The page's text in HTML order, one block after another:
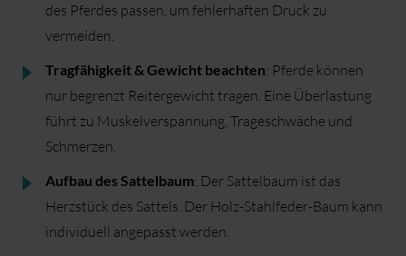
des Pferdes passen, um fehlerhaften Druck zu
vermeiden.
Tragfähigkeit & Gewicht beachten: Pferde können
nur begrenzt Reitergewicht tragen. Eine Überlastung
führt zu Muskelverspannung, Trageschwäche und
Schmerzen.
Aufbau des Sattelbaum: Der Sattelbaum ist das
Herzstück des Sattels. Der Holz-Stahlfeder-Baum kann
individuell angepasst werden.